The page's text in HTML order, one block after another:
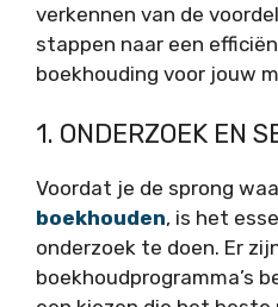
verkennen van de
stappen naar een
boekhouding voor jouw
1. ONDERZOEK EN
Voordat je de sprong
boekhouden, is het
onderzoek te doen. Er
boekhoudprogramma’s